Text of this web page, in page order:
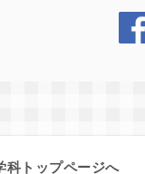
科トップページへ